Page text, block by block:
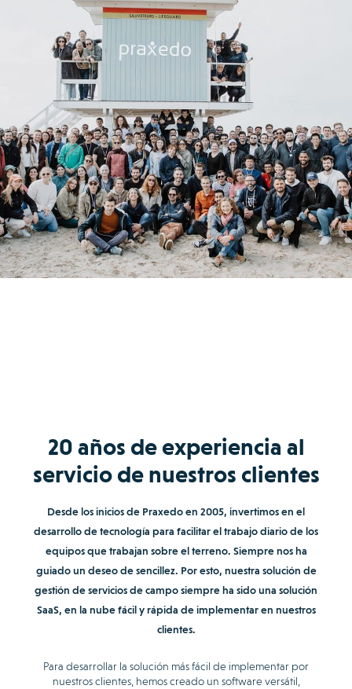
20 años de experiencia al
servicio de nuestros clientes
Desde los inicios de Praxedo en 2005, invertimos en el
desarrollo de tecnología para facilitar el trabajo diario de los
equipos que trabajan sobre el terreno. Siempre nos ha
guiado un deseo de sencillez. Por esto, nuestra solución de
gestión de servicios de campo siempre ha sido una solución
SaaS, en la nube fácil y rápida de implementar en nuestros
clientes.
Para desarrollar la solución más fácil de implementar por
nuestros clientes, hemos creado un software versátil,